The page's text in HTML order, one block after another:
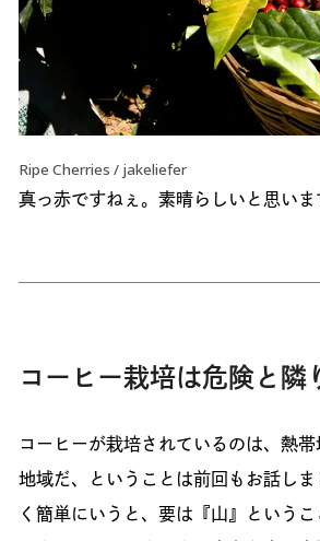
Ripe Cherries / jakeliefer
真っ赤ですねぇ。素晴らしいと思いま
コーヒー栽培は危険と隣
コーヒーが栽培されているのは、熱
地域だ、ということは前回もお話し
く簡単にいうと、要は『山』という